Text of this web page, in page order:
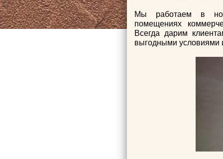
Мы работаем в
помещениях
Всегда дарим
выгодными условиями